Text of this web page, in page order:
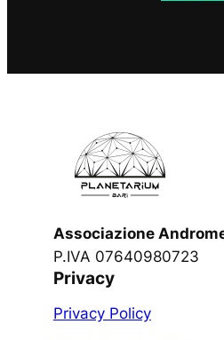
Associazione
P.IVA 07640980723
Privacy
Privacy Policy